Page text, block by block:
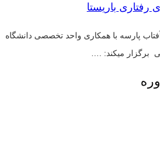
رفتاری باریستا
پارسه با همکاری واحد تخصصی دانشگاه
برگزار میکند: .…